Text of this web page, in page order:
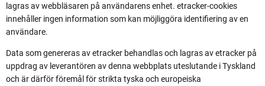
lagras av webbläsaren på användarens enhet. etracker-cookies
innehåller ingen information som kan möjliggöra identifiering av en
användare.
Data som genereras av etracker behandlas och lagras av etracker på
uppdrag av leverantören av denna webbplats uteslutande i Tyskland
och är därför föremål för strikta tyska och europeiska